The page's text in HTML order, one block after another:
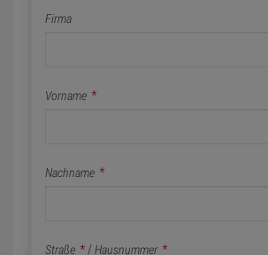
Firma
Vorname *
Nachname *
Straße * /Hausnummer *